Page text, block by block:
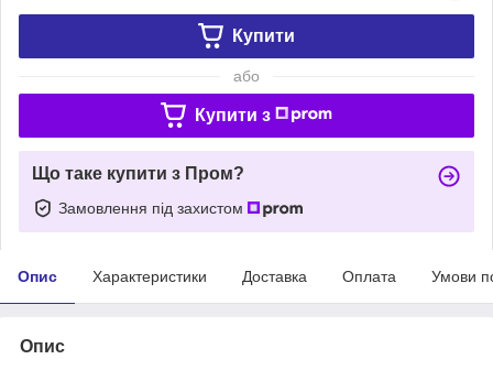
Купити
або
Купити з
Що таке купити з Пром?
Замовлення під захистом
Опис Характеристики Доставка Оплата Умови
Опис